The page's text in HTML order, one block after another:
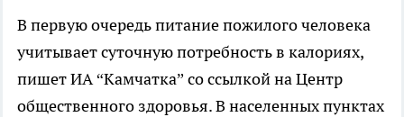
В первую очередь питание пожилого человека
учитывает суточную потребность в калориях,
пишет ИА “Камчатка” со ссылкой на Центр
общественного здоровья. В населенных пунктах